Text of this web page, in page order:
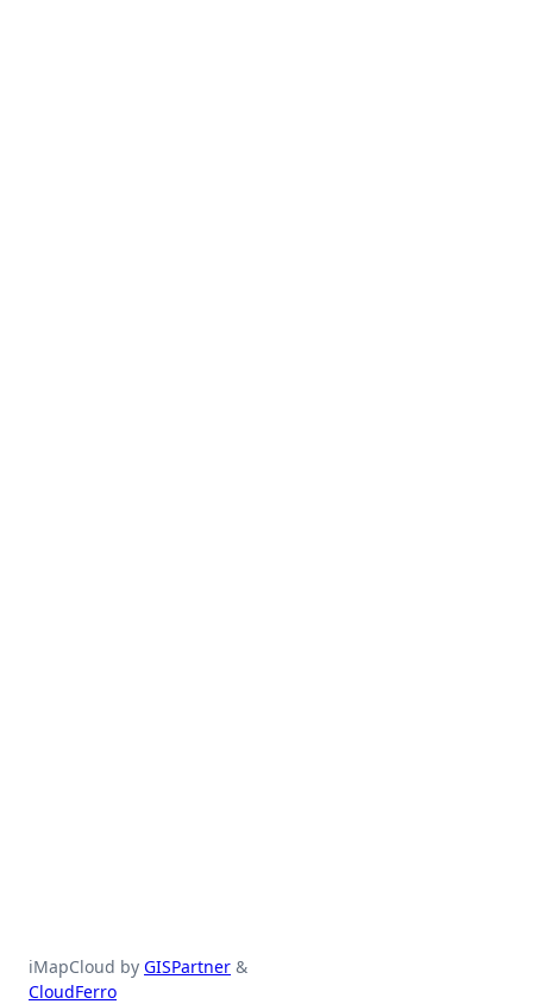
iMapCloud by GISPartner &
CloudFerro